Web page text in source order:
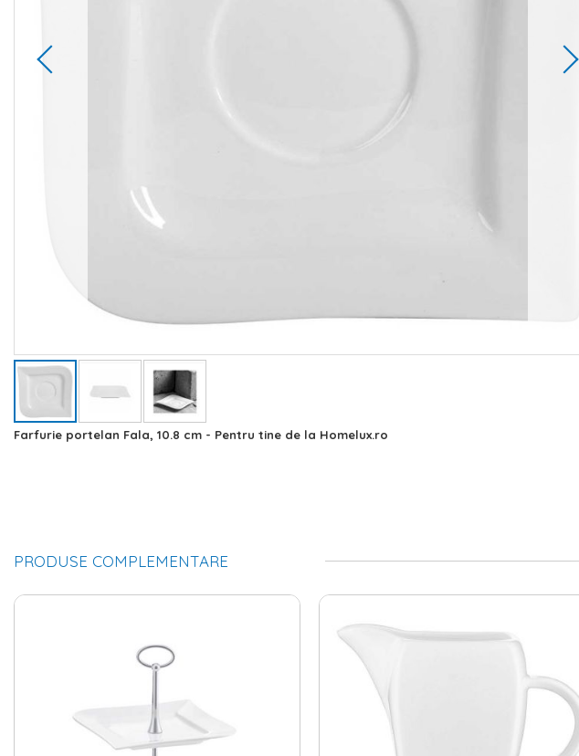
Skip
Farfurie portelan Fala, 10.8 cm - Pentru tine de la Homelux.ro
PRODUSE COMPLEMENTARE